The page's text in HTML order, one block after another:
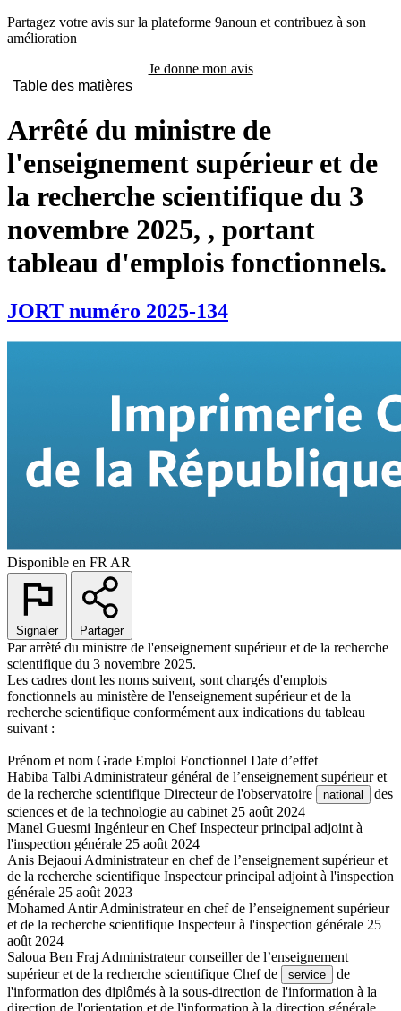
Partagez votre avis sur la plateforme 9anoun et contribuez à son
amélioration
Je donne mon avis
Table des matières
Arrêté du ministre de
l'enseignement supérieur et de
la recherche scientifique du 3
novembre 2025, , portant
tableau d'emplois fonctionnels.
JORT numéro 2025-134
Disponible en FR AR
Signaler Partager
Par arrêté du ministre de l'enseignement supérieur et de la recherche
scientifique du 3 novembre 2025.
Les cadres dont les noms suivent, sont chargés d'emplois
fonctionnels au ministère de l'enseignement supérieur et de la
recherche scientifique conformément aux indications du tableau
suivant :
Prénom et nom Grade Emploi Fonctionnel Date d’effet
Habiba Talbi Administrateur général de l’enseignement supérieur et
de la recherche scientifique Directeur de l'observatoire
national
des
sciences et de la technologie au cabinet 25 août 2024
Manel Guesmi Ingénieur en Chef Inspecteur principal adjoint à
l'inspection générale 25 août 2024
Anis Bejaoui Administrateur en chef de l’enseignement supérieur et
de la recherche scientifique Inspecteur principal adjoint à l'inspection
générale 25 août 2023
Mohamed Antir Administrateur en chef de l’enseignement supérieur
et de la recherche scientifique Inspecteur à l'inspection générale 25
août 2024
Saloua Ben Fraj Administrateur conseiller de l’enseignement
supérieur et de la recherche scientifique Chef de
service
de
l'information des diplômés à la sous-direction de l'information à la
direction de l'orientation et de l'information à la direction générale